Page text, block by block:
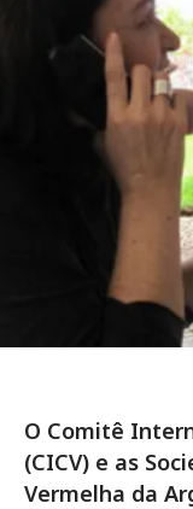
O Comitê
(CICV) e as
Vermelha da